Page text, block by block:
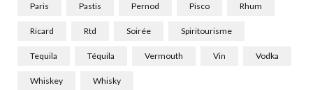
Paris Pastis Pernod Pisco Rhum
Ricard Rtd Soirée Spiritourisme
Tequila Téquila Vermouth Vin Vodka
Whiskey Whisky